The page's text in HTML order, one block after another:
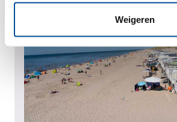
Weigeren